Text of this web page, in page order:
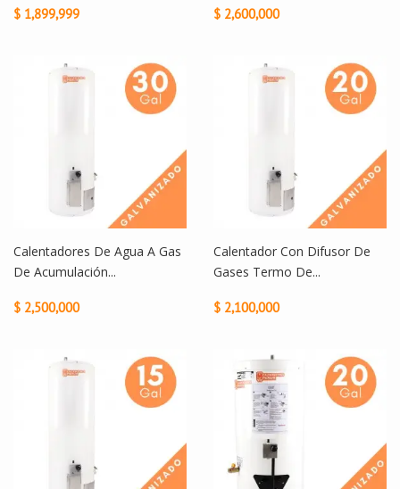
$ 1,899,999 $ 2,600,000
Calentadores De Agua A Gas
De Acumulación...
$ 2,500,000
Calentador Con Difusor De
Gases Termo De...
$ 2,100,000